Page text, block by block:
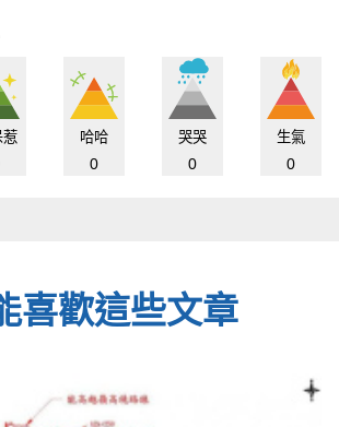
惹 哈哈
0
哭哭
0
生氣
0
喜歡這些文章